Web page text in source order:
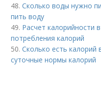
48.Сколько воды нужно
пить воду
49. Расчет калорийности
потребления калорий
50.Сколько есть калорий
суточные нормы калорий